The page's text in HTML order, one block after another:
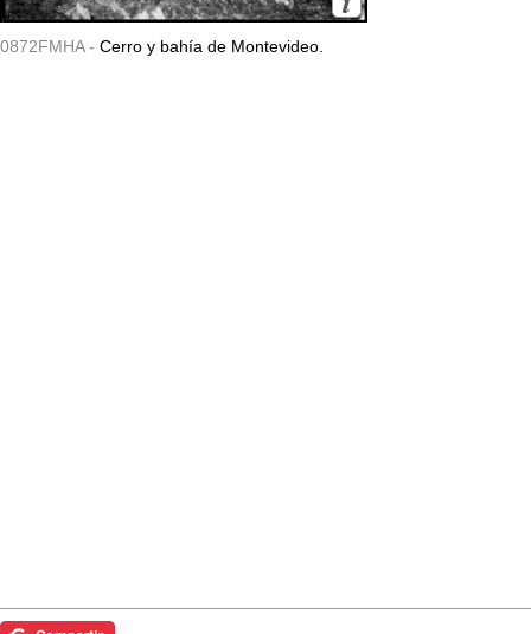
0872FMHA - Cerro y bahía de Montevideo.